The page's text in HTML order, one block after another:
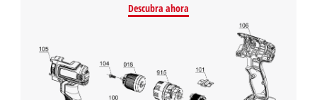
Descubra ahora